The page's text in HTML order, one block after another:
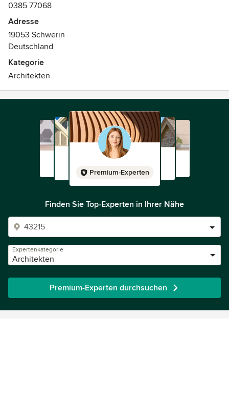
Neubauten in den Randlagen Schwerins. Dabei macht der
in zweiter Ehe verheiratete dreifache Vater keinen Hehl
aus seinen großen Vorlieben: „Meine Frau und meine
Kinder, meine Arbeit, meine Stadt Schwerin, französischer
genau in dieser Reihenfolge.
0385 77068
Adresse
19053 Schwerin
Deutschland
Kategorie
Architekten
Premium-Experten
Finden Sie Top-Experten in Ihrer Nähe
Expertenkategorie
Architekten
Premium-Experten durchsuchen